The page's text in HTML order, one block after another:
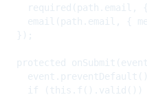
required(path.email,
email(path.email, {
  });
protected
if (this.f().valid())